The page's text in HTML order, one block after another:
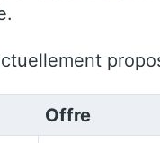
Offre